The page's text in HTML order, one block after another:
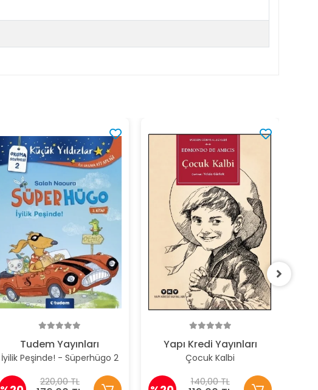
Tudem Yayınları
İyilik Peşinde! - Süperhügo 2
220,00 TL
Yapı Kredi Yayınları
Çocuk Kalbi
140,00 TL